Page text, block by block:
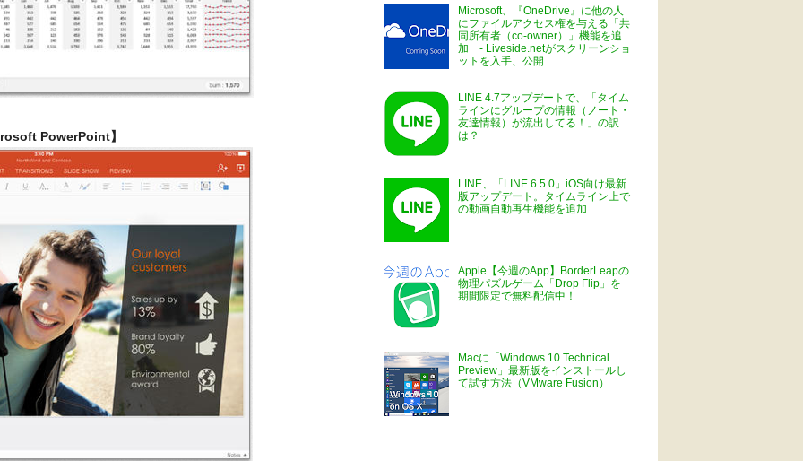
PowerPoint】
Microsoft、『OneDrive』に他の人
にファイルアクセス権を与える「共
同所有者（co-owner）」機能を追
加 - Liveside.netがスクリーンショ
ットを入手、公開
LINE 4.7アップデートで、「タイム
ラインにグループの情報（ノート・
友達情報）が流出してる！」の訳
は？
LINE、「LINE 6.5.0」iOS向け最新
版アップデート。タイムライン上で
の動画自動再生機能を追加
Apple【今週のApp】BorderLeapの
物理パズルゲーム「Drop Flip」を
期間限定で無料配信中！
Macに「Windows 10 Technical
Preview」最新版をインストールし
て試す方法（VMware Fusion）